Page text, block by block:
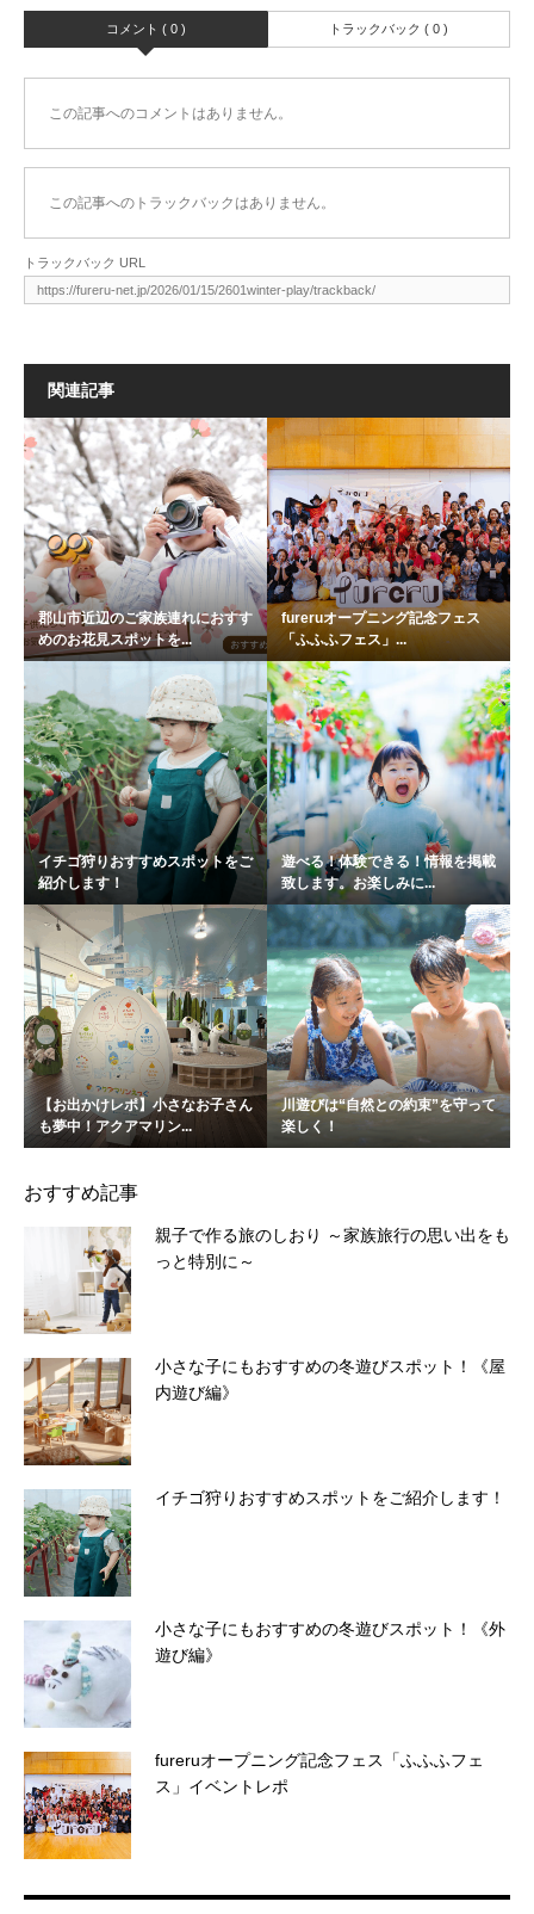
コメント ( 0 ) トラックバック ( 0 )
この記事へのコメントはありません。
この記事へのトラックバックはありません。
トラックバック URL
関連記事
郡山市近辺のご家族連れにおすす
めのお花見スポットを...
fureruオープニング記念フェス
「ふふふフェス」...
イチゴ狩りおすすめスポットをご
紹介します！
遊べる！体験できる！情報を掲載
致します。お楽しみに...
【お出かけレポ】小さなお子さん
も夢中！アクアマリン...
川遊びは“自然との約束”を守って
楽しく！
おすすめ記事
親子で作る旅のしおり ～家族旅行の思い出をも
っと特別に～
小さな子にもおすすめの冬遊びスポット！《屋
内遊び編》
イチゴ狩りおすすめスポットをご紹介します！
小さな子にもおすすめの冬遊びスポット！《外
遊び編》
fureruオープニング記念フェス「ふふふフェ
ス」イベントレポ